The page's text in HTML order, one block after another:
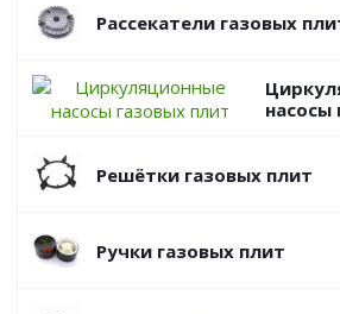
Рассекатели газовых
насосы
Решётки газовых плит
Ручки газовых плит